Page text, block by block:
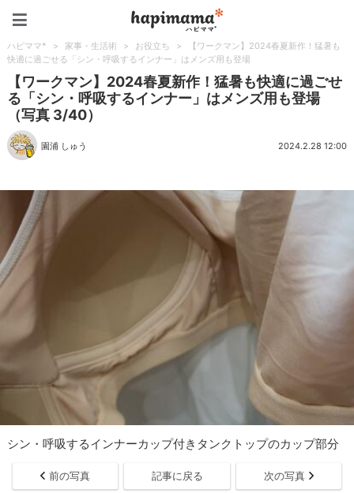
ハピママ* > 家事・生活術 > お役立ち >
【ワークマン】2024春夏新作！猛暑も
快適に過ごせる「シン・呼吸するインナー」はメンズ用も登場
【ワークマン】2024春夏新作！猛暑も快適に過ごせ
る「シン・呼吸するインナー」はメンズ用も登場
（写真 3/40）
園浦 しゅう 2024.2.28 12:00
シン・呼吸するインナーカップ付きタンクトップのカップ部分
前の写真 記事に戻る 次の写真